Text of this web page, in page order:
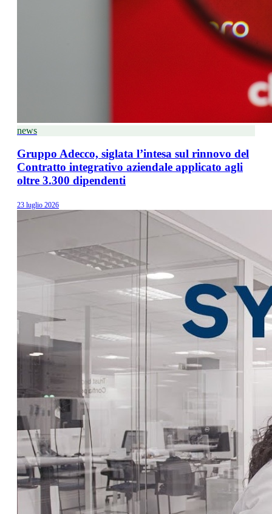
news
Gruppo Adecco, siglata l’intesa sul rinnovo del
Contratto integrativo aziendale applicato agli
oltre 3.300 dipendenti
23 luglio 2026